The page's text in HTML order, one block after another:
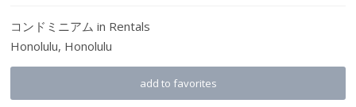
コンドミニアム in Rentals
Honolulu, Honolulu
add to favorites